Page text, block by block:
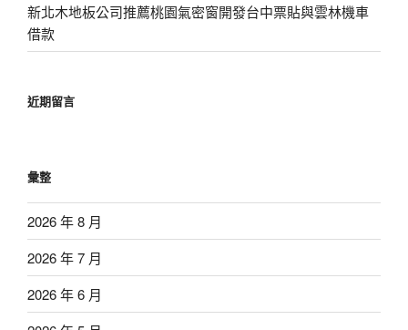
新北木地板公司推薦桃園氣密窗開發台中票貼與雲林機車
借款
近期留言
彙整
2026 年 8 月
2026 年 7 月
2026 年 6 月